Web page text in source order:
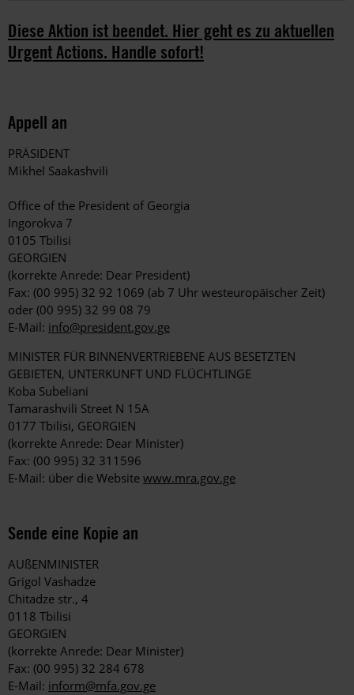
Diese Aktion ist beendet. Hier geht es zu aktuellen
Urgent Actions. Handle sofort!
Appell an
PRÄSIDENT
Mikhel Saakashvili
Office of the President of Georgia
Ingorokva 7
0105 Tbilisi
GEORGIEN
(korrekte Anrede: Dear President)
Fax: (00 995) 32 92 1069 (ab 7 Uhr westeuropäischer Zeit)
oder (00 995) 32 99 08 79
E-Mail: info@president.gov.ge
MINISTER FÜR BINNENVERTRIEBENE AUS BESETZTEN
GEBIETEN, UNTERKUNFT UND FLÜCHTLINGE
Koba Subeliani
Tamarashvili Street N 15A
0177 Tbilisi, GEORGIEN
(korrekte Anrede: Dear Minister)
Fax: (00 995) 32 311596
E-Mail: über die Website www.mra.gov.ge
Sende eine Kopie an
AUßENMINISTER
Grigol Vashadze
Chitadze str., 4
0118 Tbilisi
GEORGIEN
(korrekte Anrede: Dear Minister)
Fax: (00 995) 32 284 678
E-Mail: inform@mfa.gov.ge